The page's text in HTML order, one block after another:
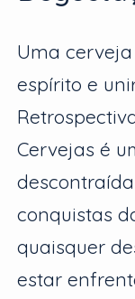
Uma
espírito e
Cervejas é
conquistas
quaisquer
estar